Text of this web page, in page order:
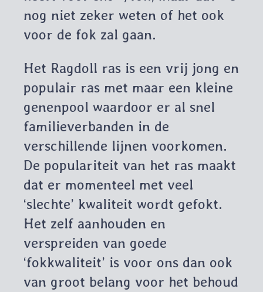
nog niet zeker weten of het ook
voor de fok zal gaan.
Het Ragdoll ras is een vrij jong en
populair ras met maar een kleine
genenpool waardoor er al snel
familieverbanden in de
verschillende lijnen voorkomen.
De populariteit van het ras maakt
dat er momenteel met veel
‘slechte’ kwaliteit wordt gefokt.
Het zelf aanhouden en
verspreiden van goede
‘fokkwaliteit’ is voor ons dan ook
van groot belang voor het behoud